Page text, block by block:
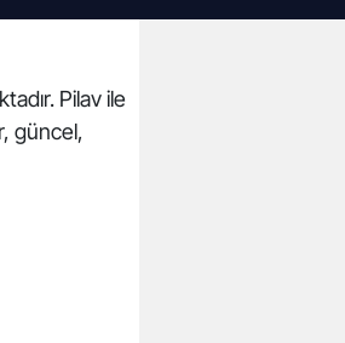
Pilav ile
güncel,